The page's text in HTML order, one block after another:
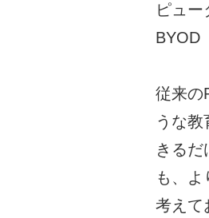
ピュ
BYOD
従来の
うな
きる
も、
考えて